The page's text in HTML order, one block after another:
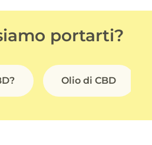
portarti?
Olio di CBD